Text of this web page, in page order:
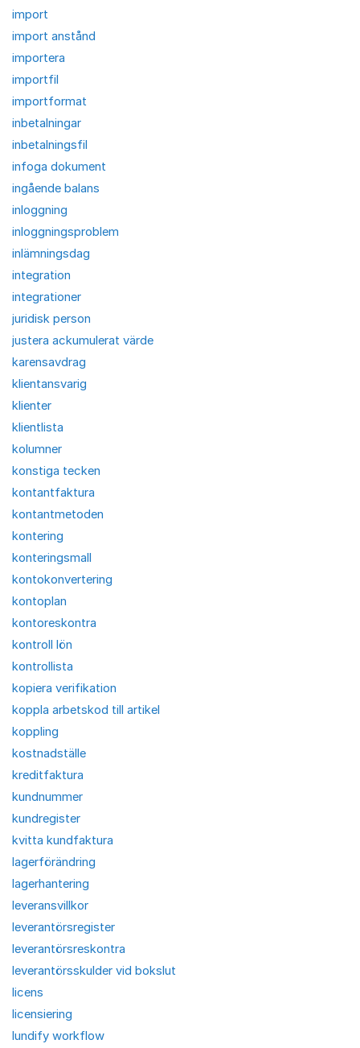
import
import anstånd
importera
importfil
importformat
inbetalningar
inbetalningsfil
infoga dokument
ingående balans
inloggning
inloggningsproblem
inlämningsdag
integration
integrationer
juridisk person
justera ackumulerat värde
karensavdrag
klientansvarig
klienter
klientlista
kolumner
konstiga tecken
kontantfaktura
kontantmetoden
kontering
konteringsmall
kontokonvertering
kontoplan
kontoreskontra
kontroll lön
kontrollista
kopiera verifikation
koppla arbetskod till artikel
koppling
kostnadställe
kreditfaktura
kundnummer
kundregister
kvitta kundfaktura
lagerförändring
lagerhantering
leveransvillkor
leverantörsregister
leverantörsreskontra
leverantörsskulder vid bokslut
licens
licensiering
lundify workflow